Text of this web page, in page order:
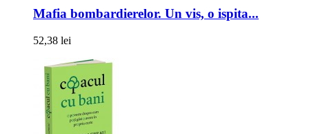
Mafia bombardierelor. Un vis, o ispita...
52,38 lei